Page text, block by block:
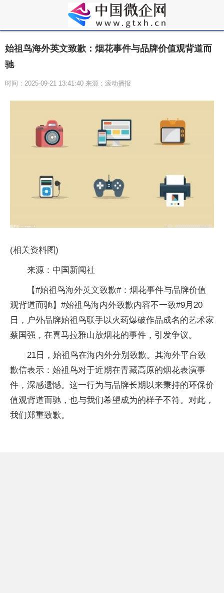
始祖鸟海外英文致歉：烟花事件与品牌价值观背道而
驰
时间：2025-09-21 13:41:40 来源：滚动播报
(相关资料图)
来源：中国新闻社
【#始祖鸟海外英文致歉#：烟花事件与品牌价值
观背道而驰】#始祖鸟海内外致歉内容不一致#9月20
日，户外品牌始祖鸟联手以火药爆破作品成名的艺术家
蔡国强，在喜马拉雅山放烟花的事件，引发争议。
21日，始祖鸟在海内外分别致歉。其海外平台致
歉信表示：始祖鸟对于近期在青藏高原的烟花表演事
件，深感遗憾。这一行为与品牌长期以来秉持的环保价
值观背道而驰，也与我们希望成为的样子不符。对此，
我们郑重致歉。